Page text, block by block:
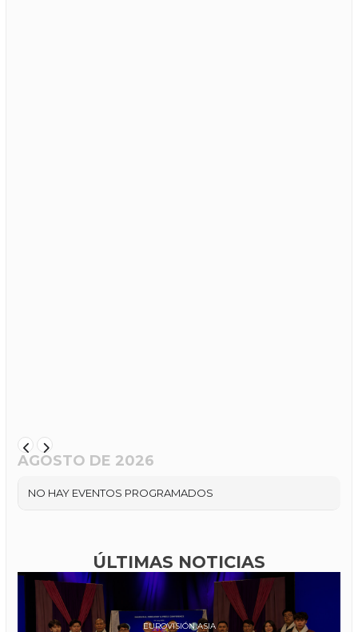
AGOSTO DE 2026
NO HAY EVENTOS PROGRAMADOS
ÚLTIMAS NOTICIAS
EUROVISIÓN ASIA